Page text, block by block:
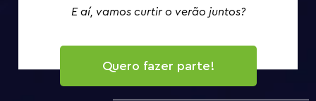
E aí, vamos curtir o verão juntos?
Quero fazer parte!